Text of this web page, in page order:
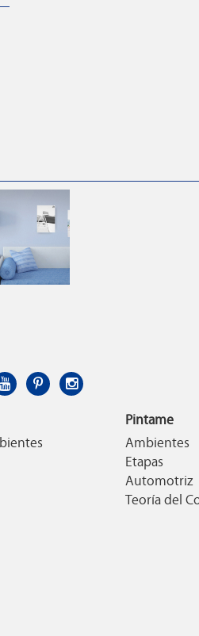
Pintame
Ambientes
Etapas
Automotriz
Teoría del